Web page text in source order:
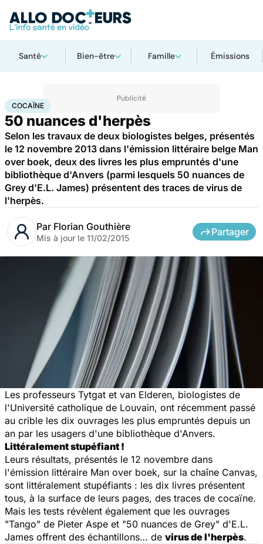
Santé Bien-être Famille Émissions
AccueilSanté Drogues et addictions
COCAÏNE
50 nuances d'herpès
Selon les travaux de deux biologistes belges, présentés
le 12 novembre 2013 dans l'émission littéraire belge Man
over boek, deux des livres les plus empruntés d'une
bibliothèque d'Anvers (parmi lesquels 50 nuances de
Grey d'E.L. James) présentent des traces de virus de
l'herpès.
Par Florian Gouthière
Mis à jour le 11/02/2015
Partager
Les professeurs Tytgat et van Elderen, biologistes de
l'Université catholique de Louvain, ont récemment passé
au crible les dix ouvrages les plus empruntés depuis un
an par les usagers d'une bibliothèque d'Anvers.
Littéralement stupéfiant !
Leurs résultats, présentés le 12 novembre dans
l'émission littéraire Man over boek, sur la chaîne Canvas,
sont littéralement stupéfiants : les dix livres présentent
tous, à la surface de leurs pages, des traces de cocaïne.
Mais les tests révèlent également que les ouvrages
"Tango" de Pieter Aspe et "50 nuances de Grey" d'E.L.
James offrent des échantillons… de virus de l'herpès.